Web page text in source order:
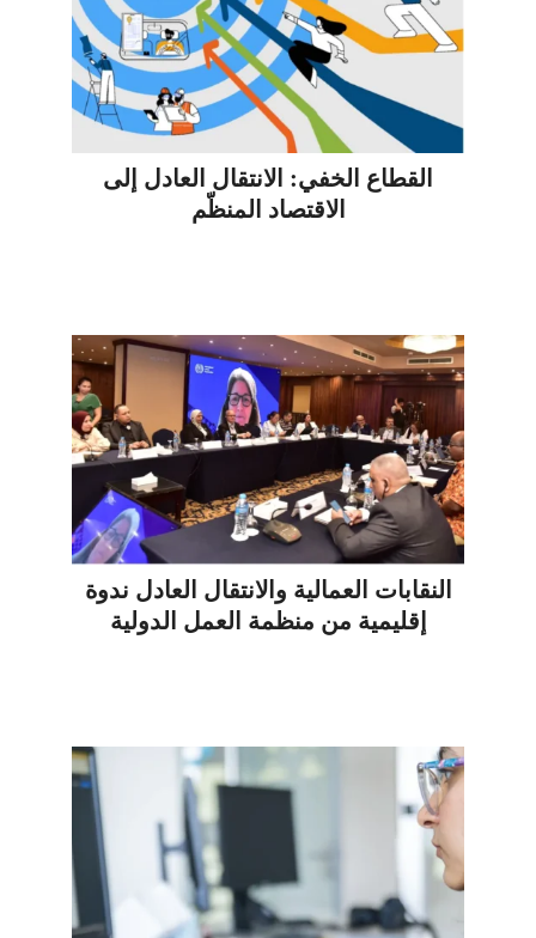
القطاع الخفي: الانتقال العادل إلى
الاقتصاد المنظّم
النقابات العمالية والانتقال العادل ندوة
إقليمية من منظمة العمل الدولية